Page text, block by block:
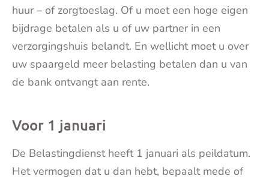
huur – of zorgtoeslag. Of u moet een hoge eigen
bijdrage betalen als u of uw partner in een
verzorgingshuis belandt. En wellicht moet u over
uw spaargeld meer belasting betalen dan u van
de bank ontvangt aan rente.
Voor 1 januari
De Belastingdienst heeft 1 januari als peildatum.
Het vermogen dat u dan hebt, bepaalt mede of